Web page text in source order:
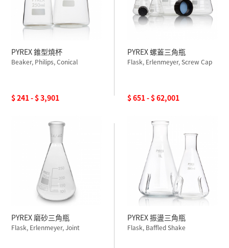
PYREX 錐型燒杯
Beaker, Philips, Conical
$ 241 - $ 3,901
PYREX 螺蓋三角瓶
Flask, Erlenmeyer, Screw Cap
$ 651 - $ 62,001
PYREX 磨砂三角瓶
Flask, Erlenmeyer, Joint
PYREX 振盪三角瓶
Flask, Baffled Shake